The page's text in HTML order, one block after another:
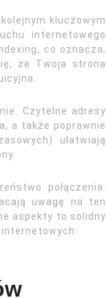
kluczowym
internetowego
co oznacza,
że Twoja strona
Czytelne adresy
a także poprawnie
ułatwiają
połączenia.
uwagę na ten
aspekty to solidny